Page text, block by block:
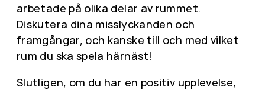
arbetade på olika delar av rummet.
Diskutera dina misslyckanden och
framgångar, och kanske till och med vilket
rum du ska spela härnäst!
Slutligen, om du har en positiv upplevelse,